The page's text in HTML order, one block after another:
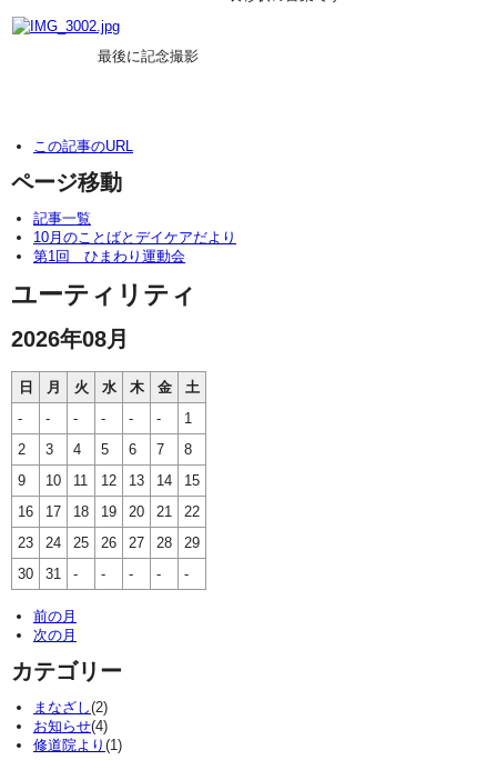
最後に記念撮影
この記事のURL
ページ移動
記事一覧
10月のことばとデイケアだより
第1回 ひまわり運動会
ユーティリティ
2026年08月
日 月 火 水 木 金
土
-
- - - - -
1
2
3 4 5 6 7
8
9
10 11 12 13 14
15
16
17 18 19 20 21
22
23
24 25 26 27 28
29
30
31 - - - - -
前の月
次の月
カテゴリー
まなざし(2)
お知らせ(4)
修道院より (1)